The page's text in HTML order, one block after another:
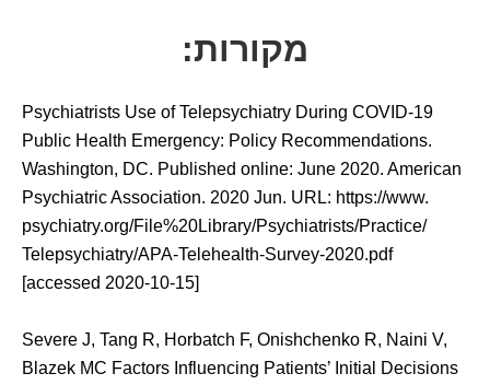
מקורות:
Psychiatrists Use of Telepsychiatry During COVID-19
Public Health Emergency: Policy Recommendations.
Washington, DC. Published online: June 2020. American
Psychiatric Association. 2020 Jun. URL: https:/​/www.​
psychiatry.org/​File%20Library/​Psychiatrists/​Practice/​
Telepsychiatry/​APA-Telehealth-Survey-2020.​pdf
[accessed 2020-10-15]
Severe J, Tang R, Horbatch F, Onishchenko R, Naini V,
Blazek MC Factors Influencing Patients’ Initial Decisions